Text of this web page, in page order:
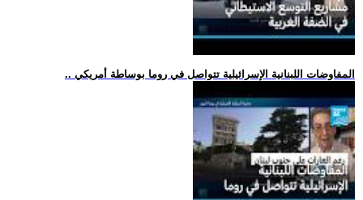
.. المفاوضات اللبنانية الإسرائيلية تتواصل في روما بوساطة أمريكي